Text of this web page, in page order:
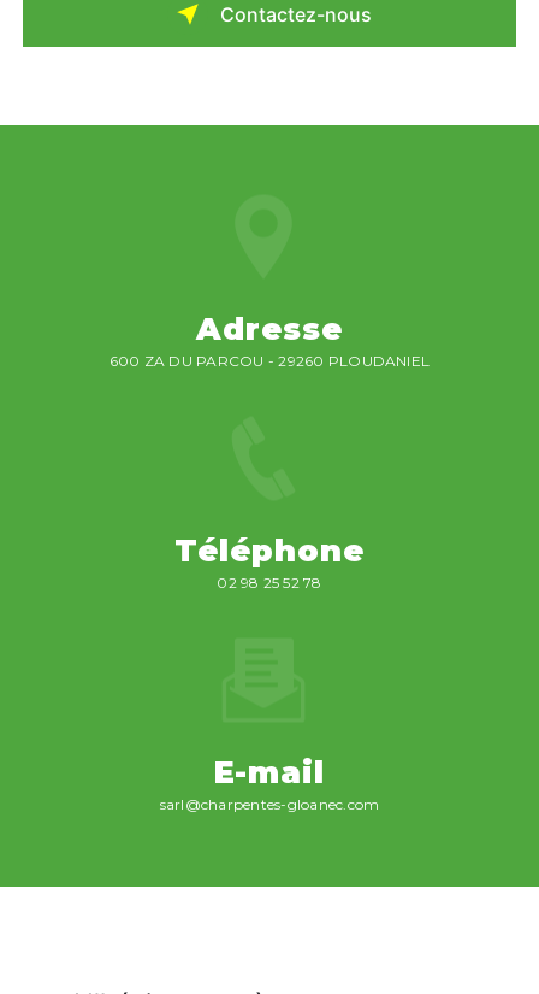
Contactez-nous
Adresse
600 ZA DU PARCOU - 29260 PLOUDANIEL
Téléphone
02 98 25 52 78
E-mail
sarl@charpentes-gloanec.com